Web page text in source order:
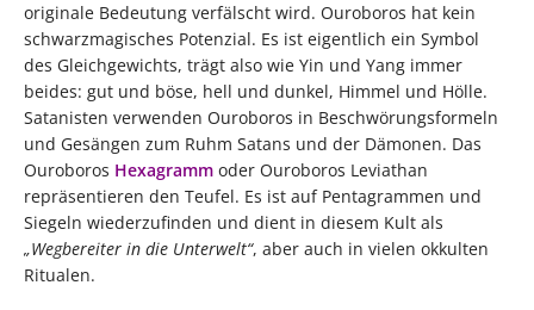
originale Bedeutung verfälscht wird. Ouroboros hat kein
schwarzmagisches Potenzial. Es ist eigentlich ein Symbol
des Gleichgewichts, trägt also wie Yin und Yang immer
beides: gut und böse, hell und dunkel, Himmel und Hölle.
Satanisten verwenden Ouroboros in Beschwörungsformeln
und Gesängen zum Ruhm Satans und der Dämonen. Das
Ouroboros Hexagramm oder Ouroboros Leviathan
repräsentieren den Teufel. Es ist auf Pentagrammen und
Siegeln wiederzufinden und dient in diesem Kult als
„Wegbereiter in die Unterwelt“, aber auch in vielen okkulten
Ritualen.